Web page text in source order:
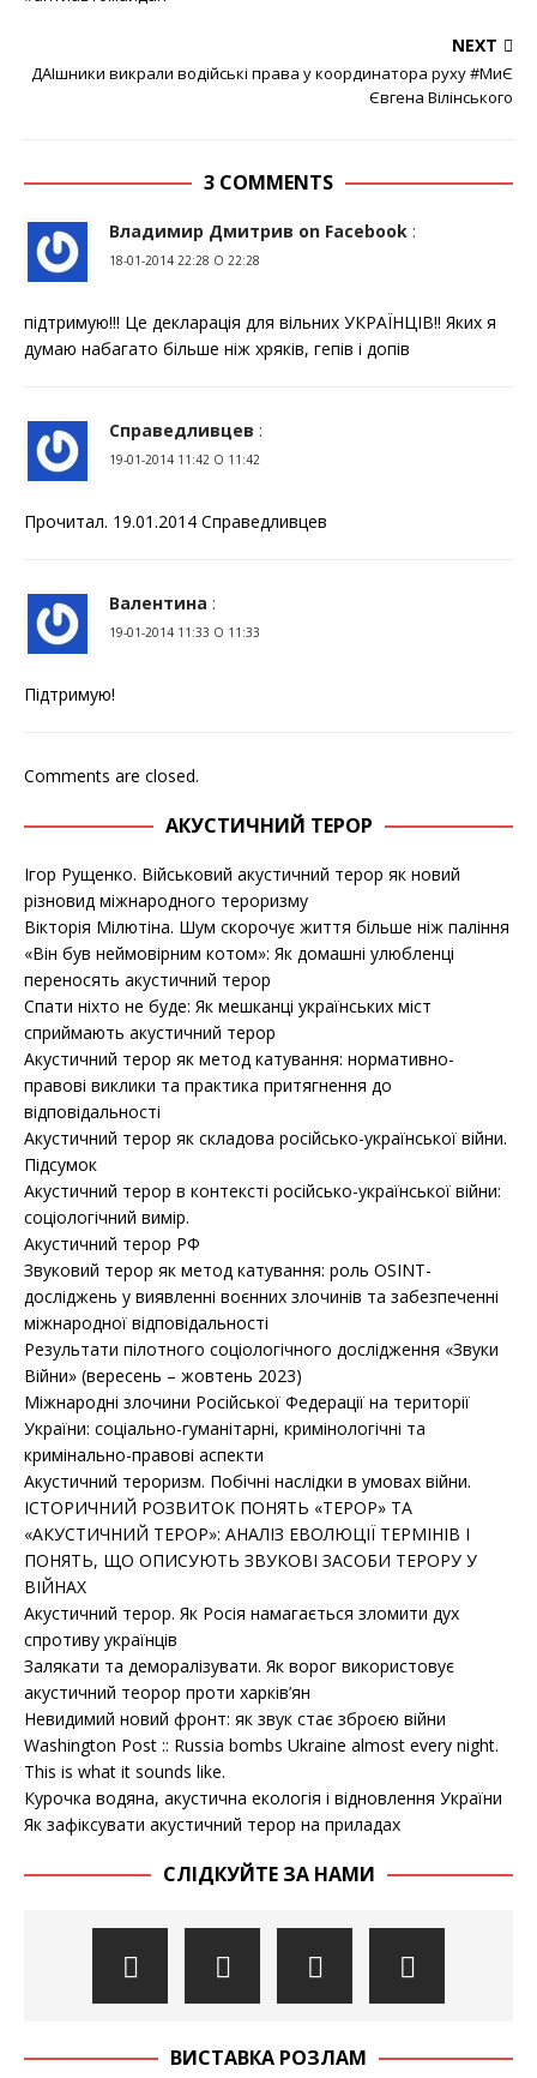
NEXT
ДАІшники викрали водійські права у координатора руху #МиЄ
Євгена Вілінського
3 COMMENTS
Владимир Дмитрив on Facebook :
18-01-2014 22:28 О 22:28
підтримую!!! Це декларація для вільних УКРАЇНЦІВ!! Яких я
думаю набагато більше ніж хряків, гепів і допів
Справедливцев :
19-01-2014 11:42 О 11:42
Прочитал. 19.01.2014 Справедливцев
Валентина :
19-01-2014 11:33 О 11:33
Підтримую!
Comments are closed.
АКУСТИЧНИЙ ТЕРОР
Ігор Рущенко. Військовий акустичний терор як новий
різновид міжнародного тероризму
Вікторія Мілютіна. Шум скорочує життя більше ніж паління
«Він був неймовірним котом»: Як домашні улюбленці
переносять акустичний терор
Спати ніхто не буде: Як мешканці українських міст
сприймають акустичний терор
Акустичний терор як метод катування: нормативно-
правові виклики та практика притягнення до
відповідальності
Акустичний терор як складова російсько-української війни.
Підсумок
Акустичний терор в контексті російсько-української війни:
соціологічний вимір.
Акустичний терор РФ
Звуковий терор як метод катування: роль OSINT-
досліджень у виявленні воєнних злочинів та забезпеченні
міжнародної відповідальності
Результати пілотного соціологічного дослідження «Звуки
Війни» (вересень – жовтень 2023)
Міжнародні злочини Російської Федерації на території
України: соціально-гуманітарні, кримінологічні та
кримінально-правові аспекти
Акустичний тероризм. Побічні наслідки в умовах війни.
ІСТОРИЧНИЙ РОЗВИТОК ПОНЯТЬ «ТЕРОР» ТА
«АКУСТИЧНИЙ ТЕРОР»: АНАЛІЗ ЕВОЛЮЦІЇ ТЕРМІНІВ І
ПОНЯТЬ, ЩО ОПИСУЮТЬ ЗВУКОВІ ЗАСОБИ ТЕРОРУ У
ВІЙНАХ
Акустичний терор. Як Росія намагається зломити дух
спротиву українців
Залякати та деморалізувати. Як ворог використовує
акустичний теорор проти харків’ян
Невидимий новий фронт: як звук стає зброєю війни
Washington Post :: Russia bombs Ukraine almost every night.
This is what it sounds like.
Курочка водяна, акустична екологія і відновлення України
Як зафіксувати акустичний терор на приладах
СЛІДКУЙТЕ ЗА НАМИ
ВИСТАВКА РОЗЛАМ